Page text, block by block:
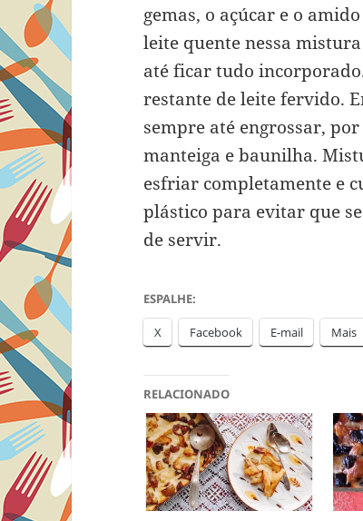
gemas, o açúcar e o
leite quente nessa
até ficar tudo
restante de leite fervido.
sempre até engrossar,
manteiga e baunilha.
esfriar completamente e
plástico para evitar que
de servir.
ESPALHE:
X Facebook E-mail Mais
RELACIONADO